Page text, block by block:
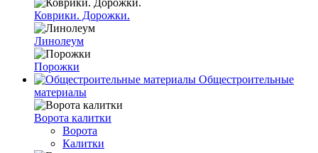
Коврики. Дорожки.
Линолеум
Порожки
Общестроительные
материалы
Ворота калитки
Ворота
Калитки